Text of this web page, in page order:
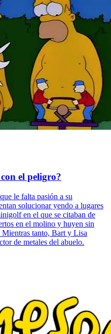
el peligro?
le falta pasión a su
solucionar yendo a lugares
en el que se citaban de
en el molino y huyen sin
tanto, Bart y Lisa
de metales del abuelo.